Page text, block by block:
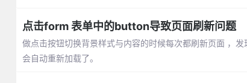
点击form 表单中的button导致页面刷新问题
做点击按钮切换背景样式与内容的时候每次都刷新页面 ，
会自动重新加载了。